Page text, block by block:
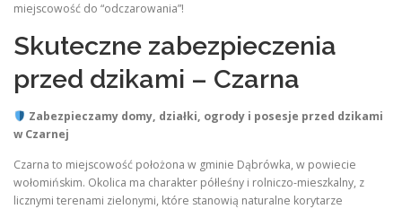
miejscowość do “odczarowania”!
Skuteczne zabezpieczenia
przed dzikami – Czarna
Zabezpieczamy domy, działki, ogrody i posesje przed dzikami
w Czarnej
Czarna to miejscowość położona w gminie Dąbrówka, w powiecie
wołomińskim. Okolica ma charakter półleśny i rolniczo-mieszkalny, z
licznymi terenami zielonymi, które stanowią naturalne korytarze